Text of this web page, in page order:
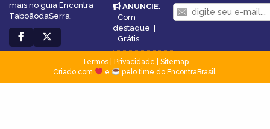
mais no guia Encontra
TaboãodaSerra.
ANUNCIE:
Com
destaque
Grátis
Termos| Privacidade
Sitemap
Criado com
e pelo time do EncontraBrasil